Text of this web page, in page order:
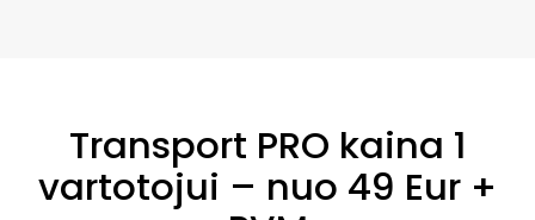
Transport PRO kaina 1
vartotojui – nuo 49 Eur +